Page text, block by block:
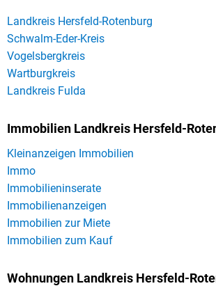
Landkreis Hersfeld-Rotenburg
Schwalm-Eder-Kreis
Vogelsbergkreis
Wartburgkreis
Landkreis Fulda
Immobilien Landkreis Hersfeld-
Kleinanzeigen Immobilien
Immo
Immobilieninserate
Immobilienanzeigen
Immobilien zur Miete
Immobilien zum Kauf
Wohnungen Landkreis Hersfeld-